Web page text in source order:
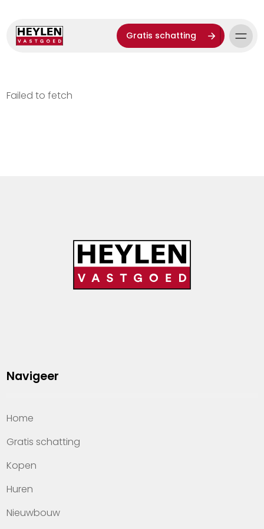
Gratis schatting
Failed to fetch
Navigeer
Home
Gratis schatting
Kopen
Huren
Nieuwbouw